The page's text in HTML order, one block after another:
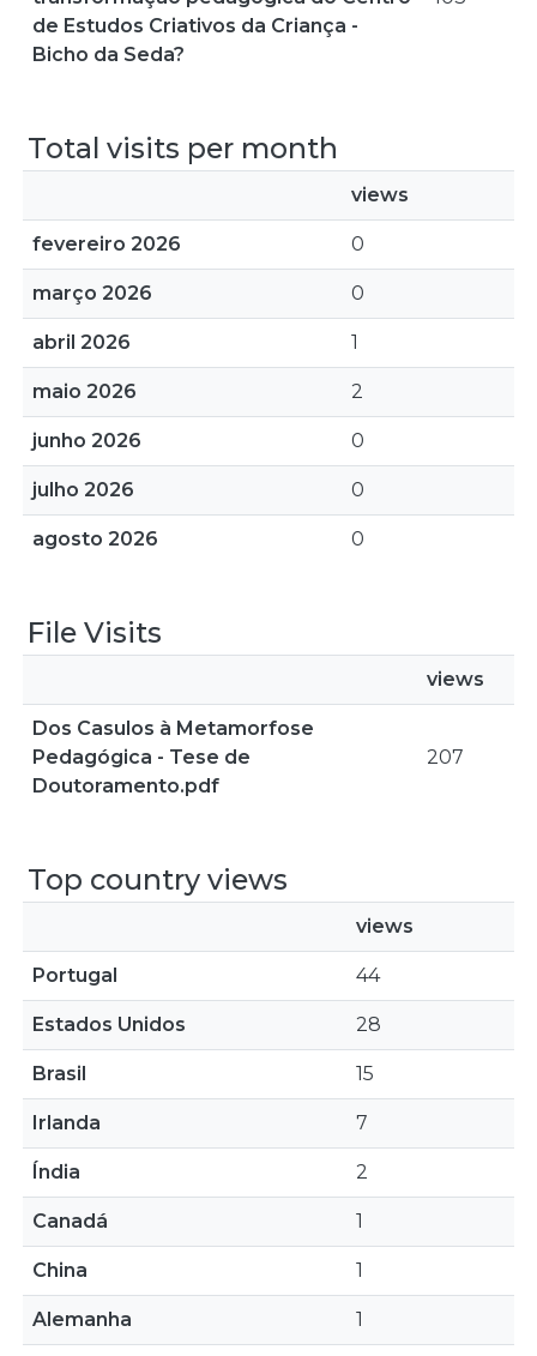
de Estudos Criativos da Criança -
Bicho da Seda?
Total visits per month
views
fevereiro 2026 0
março 2026 0
abril 2026 1
maio 2026 2
junho 2026 0
julho 2026 0
agosto 2026 0
File Visits
views
Dos Casulos à Metamorfose
Pedagógica - Tese de
Doutoramento.pdf
207
Top country views
views
Portugal 44
Estados Unidos 28
Brasil 15
Irlanda 7
Índia 2
Canadá 1
China 1
Alemanha 1